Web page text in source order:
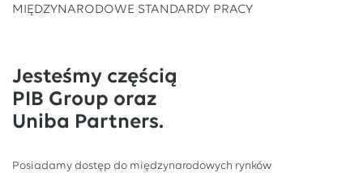
MIĘDZYNARODOWE STANDARDY PRACY
Jesteśmy częścią
PIB Group oraz
Uniba Partners.
Posiadamy dostęp do międzynarodowych rynków